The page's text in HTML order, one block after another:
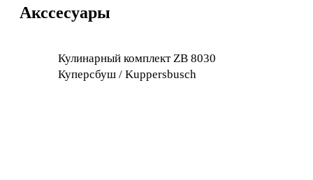
Акссесуары
Кулинарный комплект ZB 8030
Куперсбуш / Kuppersbusch